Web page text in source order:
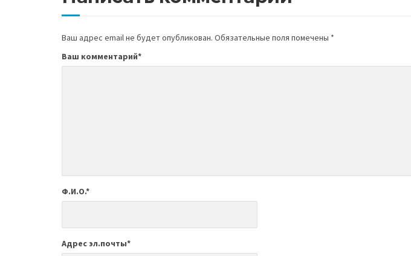
Ваш адрес email не будет опубликован. Обязательные поля помечены *
Ваш комментарий*
Ф.И.О.*
Адрес эл.почты*